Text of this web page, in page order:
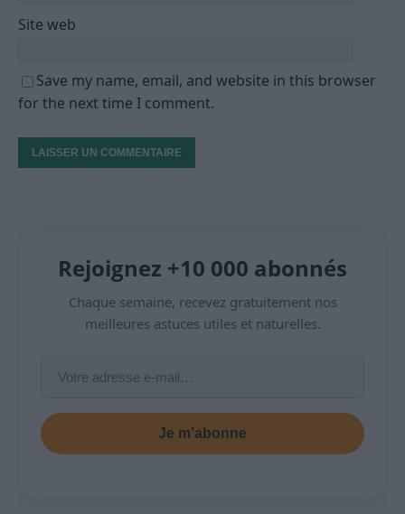
Site web
Save my name, email, and website in this browser
for the next time I comment.
Rejoignez +10 000 abonnés
Chaque semaine, recevez gratuitement nos
meilleures astuces utiles et naturelles.
Je m’abonne